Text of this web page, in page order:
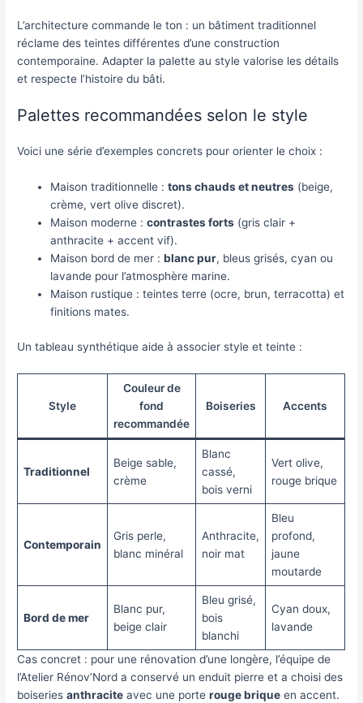
L’architecture commande le ton : un bâtiment traditionnel
réclame des teintes différentes d’une construction
contemporaine. Adapter la palette au style valorise les détails
et respecte l’histoire du bâti.
Palettes recommandées selon le style
Voici une série d’exemples concrets pour orienter le choix :
Maison traditionnelle :tons chauds et neutres (beige,
crème, vert olive discret).
Maison moderne :contrastes forts (gris clair +
anthracite + accent vif).
Maison bord de mer :blanc pur, bleus grisés, cyan ou
lavande pour l’atmosphère marine.
Maison rustique : teintes terre (ocre, brun, terracotta) et
finitions mates.
Un tableau synthétique aide à associer style et teinte :
Style
Couleur de
fond
recommandée
Boiseries Accents
Traditionnel
Beige sable,
crème
Blanc
cassé,
bois verni
Vert olive,
rouge brique
Contemporain
Gris perle,
blanc minéral
Anthracite,
noir mat
Bleu
profond,
jaune
moutarde
Bord de mer
Blanc pur,
beige clair
Bleu grisé,
bois
blanchi
Cyan doux,
lavande
Cas concret : pour une rénovation d’une longère, l’équipe de
l’Atelier Rénov’Nord a conservé un enduit pierre et a choisi des
boiseriesanthracite avec une porterouge brique en accent.